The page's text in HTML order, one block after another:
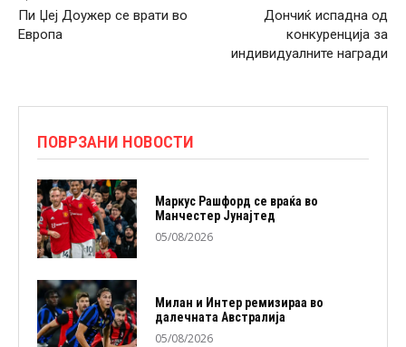
Пи Џеј Доужер се врати во
Европа
Дончиќ испадна од
конкуренција за
индивидуалните награди
ПОВРЗАНИ НОВОСТИ
Маркус Рашфорд се враќа во
Манчестер Јунајтед
05/08/2026
Милан и Интер ремизираа во
далечната Австралија
05/08/2026